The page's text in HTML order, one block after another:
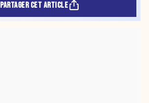
PARTAGER CET ARTICLE